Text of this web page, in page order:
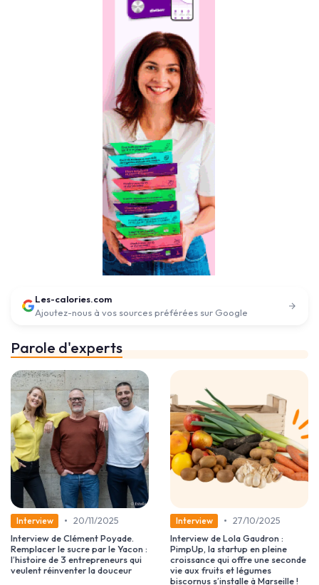
Les-calories.com
Ajoutez-nous à vos sources préférées sur Google
Parole d'experts
Interview • 20/11/2025
Interview de Clément Poyade.
Remplacer le sucre par le Yacon :
l’histoire de 3 entrepreneurs qui
veulent réinventer la douceur
Interview • 27/10/2025
Interview de Lola Gaudron :
PimpUp, la startup en pleine
croissance qui offre une seconde
vie aux fruits et légumes
biscornus s’installe à Marseille !